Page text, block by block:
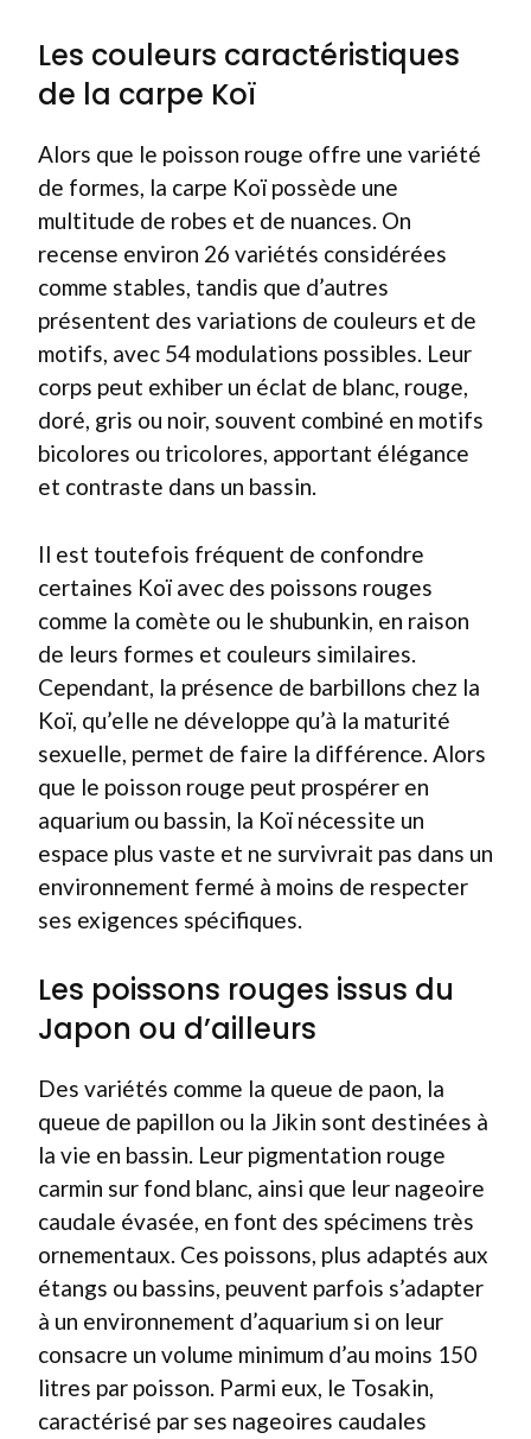
Les couleurs caractéristiques
de la carpe Koï
Alors que le poisson rouge offre une variété
de formes, la carpe Koï possède une
multitude de robes et de nuances. On
recense environ 26 variétés considérées
comme stables, tandis que d’autres
présentent des variations de couleurs et de
motifs, avec 54 modulations possibles. Leur
corps peut exhiber un éclat de blanc, rouge,
doré, gris ou noir, souvent combiné en motifs
bicolores ou tricolores, apportant élégance
et contraste dans un bassin.
Il est toutefois fréquent de confondre
certaines Koï avec des poissons rouges
comme la comète ou le shubunkin, en raison
de leurs formes et couleurs similaires.
Cependant, la présence de barbillons chez la
Koï, qu’elle ne développe qu’à la maturité
sexuelle, permet de faire la différence. Alors
que le poisson rouge peut prospérer en
aquarium ou bassin, la Koï nécessite un
espace plus vaste et ne survivrait pas dans un
environnement fermé à moins de respecter
ses exigences spécifiques.
Les poissons rouges issus du
Japon ou d’ailleurs
Des variétés comme la queue de paon, la
queue de papillon ou la Jikin sont destinées à
la vie en bassin. Leur pigmentation rouge
carmin sur fond blanc, ainsi que leur nageoire
caudale évasée, en font des spécimens très
ornementaux. Ces poissons, plus adaptés aux
étangs ou bassins, peuvent parfois s’adapter
à un environnement d’aquarium si on leur
consacre un volume minimum d’au moins 150
litres par poisson. Parmi eux, le Tosakin,
caractérisé par ses nageoires caudales